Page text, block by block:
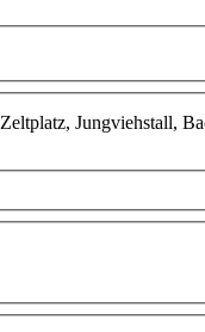
Zeltplatz, Jungviehstall,